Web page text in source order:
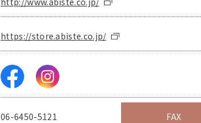
https://store.abiste.co.jp/
06-6450-5121 FAX